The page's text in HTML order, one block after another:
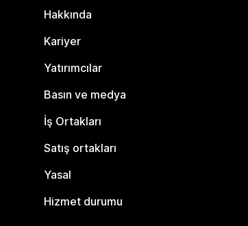
Hakkında
Kariyer
Yatırımcılar
Basın ve medya
İş Ortakları
Satış ortakları
Yasal
Hizmet durumu